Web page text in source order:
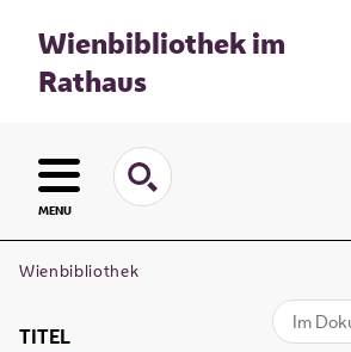
Wienbibliothek im
Rathaus
MENU
Wienbibliothek
TITEL